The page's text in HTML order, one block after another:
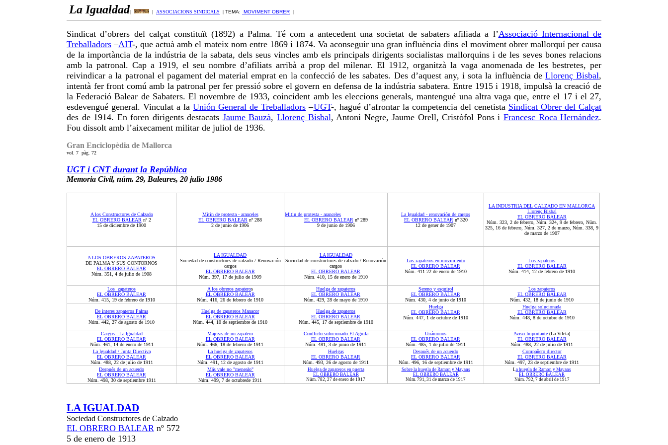
La Igualdad| | ASSOCIACIONS SINDICALS | TEMA: MOVIMENT OBRER |
Sindicat d’obrers del calçat constituït (1892) a Palma. Té com a antecedent una societat de sabaters afiliada a l’Associació Internacional de
Treballadors –AIT-, que actuà amb el mateix nom entre 1869 i 1874. Va aconseguir una gran influència dins el moviment obrer mallorquí per causa
de la importància de la indústria de la sabata, dels seus vincles amb els principals dirigents socialistas mallorquins i de les seves bones relacions
amb la patronal. Cap a 1919, el seu nombre d’afiliats arribà a prop del milenar. El 1912, organitzà la vaga anomenada de les bestretes, per
reivindicar a la patronal el pagament del material emprat en la confecció de les sabates. Des d’aquest any, i sota la influència de Llorenç Bisbal,
intentà fer front comú amb la patronal per fer pressió sobre el govern en defensa de la indústria sabatera. Entre 1915 i 1918, impulsà la creació de
la Federació Balear de Sabaters. El novembre de 1933, coincident amb les eleccions generals, mantengué una altra vaga que, entre el 17 i el 27,
esdevengué general. Vinculat a laUnión General de Treballadors –UGT-, hagué d’afrontar la competencia del cenetista Sindicat Obrer del Calçat
des de 1914. En foren dirigents destacats Jaume Bauzà, Llorenç Bisbal, Antoni Negre, Jaume Orell, Cristòfol Pons i Francesc Roca Hernández.
Fou dissolt amb l’aixecament militar de juliol de 1936.
Gran Enciclopèdia de Mallorca
vol. 7 pàg. 72
UGT i CNT durant la República
Memoria Civil, núm. 29, Baleares, 20 julio 1986
A los Constructores de Calzado
EL OBRERO BALEAR nº 2
15 de diciembre de 1900
Mitin de protesta - aranceles
EL OBRERO BALEAR nº 288
2 de junio de 1906
Mitin de protesta - aranceles
EL OBRERO BALEAR nº 289
9 de junio de 1906
La Igualdad - renovación de cargos
EL OBRERO BALEAR nº 320
12 de gener de 1907
LA INDUSTRIA DEL CALZADO EN MALLORCA
Llorenç Bisbal
EL OBRERO BALEAR
Núm. 323, 2 de febrero, Núm. 324, 9 de febrero, Núm.
325, 16 de febrero, Núm. 327, 2 de marzo, Núm. 338, 9
de marzo de 1907
A LOS OBREROS ZAPATEROS
DE PALMA Y SUS CONTORNOS
EL OBRERO BALEAR
Núm. 351, 4 de julio de 1908
LA IGUALDAD
Sociedad de constructores de calzado / Renovación
cargos
EL OBRERO BALEAR
Núm. 397, 17 de julio de 1909
LA IGUALDAD
Sociedad de constructores de calzado / Renovación
cargos
EL OBRERO BALEAR
Núm. 410, 15 de enero de 1910
Los zapateros en movimiento
EL OBRERO BALEAR
Núm. 411 22 de enero de 1910
Los zapateros
EL OBRERO BALEAR
Núm. 414, 12 de febrero de 1910
Los zapateros
EL OBRERO BALEAR
Núm. 415, 19 de febrero de 1910
A los obreros zapateros
EL OBRERO BALEAR
Núm. 416, 26 de febrero de 1910
Huelga de zapateros
EL OBRERO BALEAR
Núm. 429, 28 de mayo de 1910
Sereno y esquirol
EL OBRERO BALEAR
Núm. 430, 4 de junio de 1910
Los zapateros
EL OBRERO BALEAR
Núm. 432, 18 de junio de 1910
De interes zapateros Palma
EL OBRERO BALEAR
Núm. 442, 27 de agosto de 1910
Huelga de zapateros Manacor
EL OBRERO BALEAR
Núm. 444, 10 de septiembre de 1910
Huelga de zapateros
EL OBRERO BALEAR
Núm. 445, 17 de septiembre de 1910
Huelga
EL OBRERO BALEAR
Núm. 447, 1 de octubre de 1910
Huelga solucionada
EL OBRERO BALEAR
Núm. 448, 8 de octubre de 1910
Cargos : La Igualdad
EL OBRERO BALEAR
Núm. 461, 14 de enero de 1911
Majezas de un zapatero
EL OBRERO BALEAR
Núm. 466, 18 de febrero de 1911
Conflicto solucionado El Aguila
EL OBRERO BALEAR
Núm. 481, 3 de junio de 1911
Unámonos
EL OBRERO BALEAR
Núm. 485, 1 de julio de 1911
Aviso Importante (La Vileta)
EL OBRERO BALEAR
Núm. 488, 22 de julio de 1911
La Igualdad / Junta Directiva
EL OBRERO BALEAR
Núm. 488, 22 de julio de 1911
La huelga de zapateros
EL OBRERO BALEAR
Núm. 491, 12 de agosto de 1911
Huelgas
EL OBRERO BALEAR
Núm. 493, 26 de agosto de 1911
Después de un acuerdo
EL OBRERO BALEAR
Núm. 496, 16 de septiembre de 1911
Compañero director
EL OBRERO BALEAR
Núm. 497 23 de septiembre de 1911
Después de un acuerdo
EL OBRERO BALEAR
Núm. 498, 30 de septiembre1911
Más vale no "menealo"
EL OBRERO BALEAR
Núm. 499 7 de octubrede 1911
Huelga de zapateros en puerta
EL OBRERO BALEAR
Núm. 782, 27 de enero de 1917
Sobre la huegla de Ramon y Mayans
EL OBRERO BALEAR
Núm. 791, 31 de marzo de 1917
La huegla de Ramon y Mayans
EL OBRERO BALEAR
Núm. 792, 7 de abril de 1917
LA IGUALDAD
Sociedad Constructores de Calzado
EL OBRERO BALEAR nº 572
5 de enero de 1913